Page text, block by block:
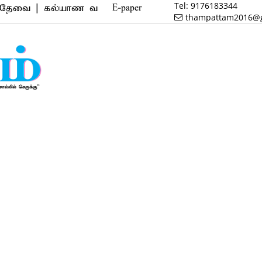
கல்யாண வரன் | மருத்துவம் | வணிகம் | பைனான்ஸ் |
E-paper Tel: 9176183344